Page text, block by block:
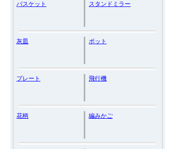
バスケット スタンドミラー
灰皿 ポット
プレート 飛行機
花柄 編みかご